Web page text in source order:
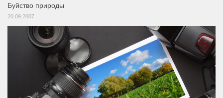
Буйство природы
20.09.2007